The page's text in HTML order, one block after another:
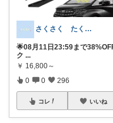
さくさく たくさんの訪問感謝です🙇
🌟08月11日23:59まで
ク ...
￥ 16,800～
0 0 296
コレ いいね